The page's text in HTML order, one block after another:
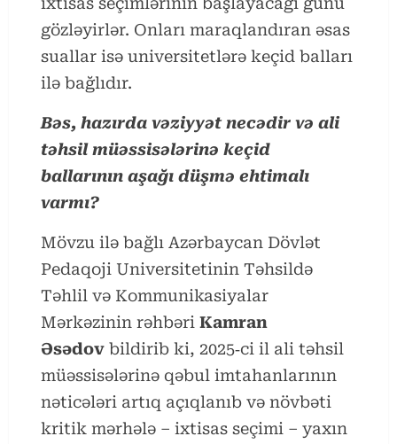
gözləyirlər. Onları maraqlandıran əsas
suallar isə universitetlərə keçid balları
ilə bağlıdır.
Bəs, hazırda vəziyyət necədir və ali
təhsil müəssisələrinə keçid
ballarının aşağı düşmə ehtimalı
varmı?
Mövzu ilə bağlı Azərbaycan Dövlət
Pedaqoji Universitetinin Təhsildə
Təhlil və Kommunikasiyalar
Mərkəzinin rəhbəri Kamran
Əsədov bildirib ki, 2025‑ci il ali təhsil
müəssisələrinə qəbul imtahanlarının
nəticələri artıq açıqlanıb və növbəti
kritik mərhələ – ixtisas seçimi – yaxın